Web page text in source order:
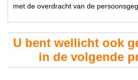
met de overdracht van de
U bent wellicht ook
in de volgende